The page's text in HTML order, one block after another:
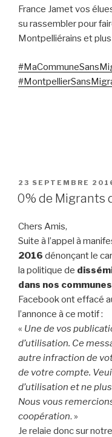
France Jamet vos
su rassembler pour
Montpelliérains et
#
#
PUBLIÉ
LE
23 SEPTEMBRE
0% de Migrants
Chers Amis,
Suite à l’appel à
2016 dénonçant le
la politique de
dans nos communes
Facebook ont effacé
l’annonce à ce motif :
« Une de vos
d’utilisation. Ce
autre infraction de
de votre compte.
d’utilisation et ne
Nous vous
coopération. »
Je relaie donc sur